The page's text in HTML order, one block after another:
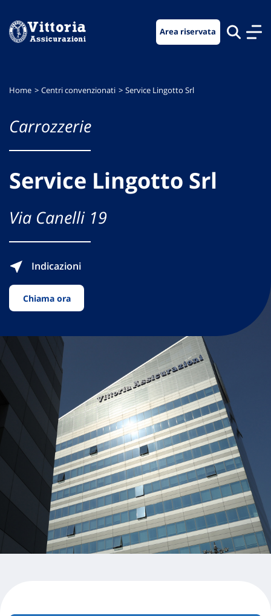
menu
contenuto
footer
Area riservata
Home Centri convenzionati Service Lingotto Srl
Carrozzerie
Service Lingotto Srl
Via Canelli 19
Indicazioni
Chiama ora